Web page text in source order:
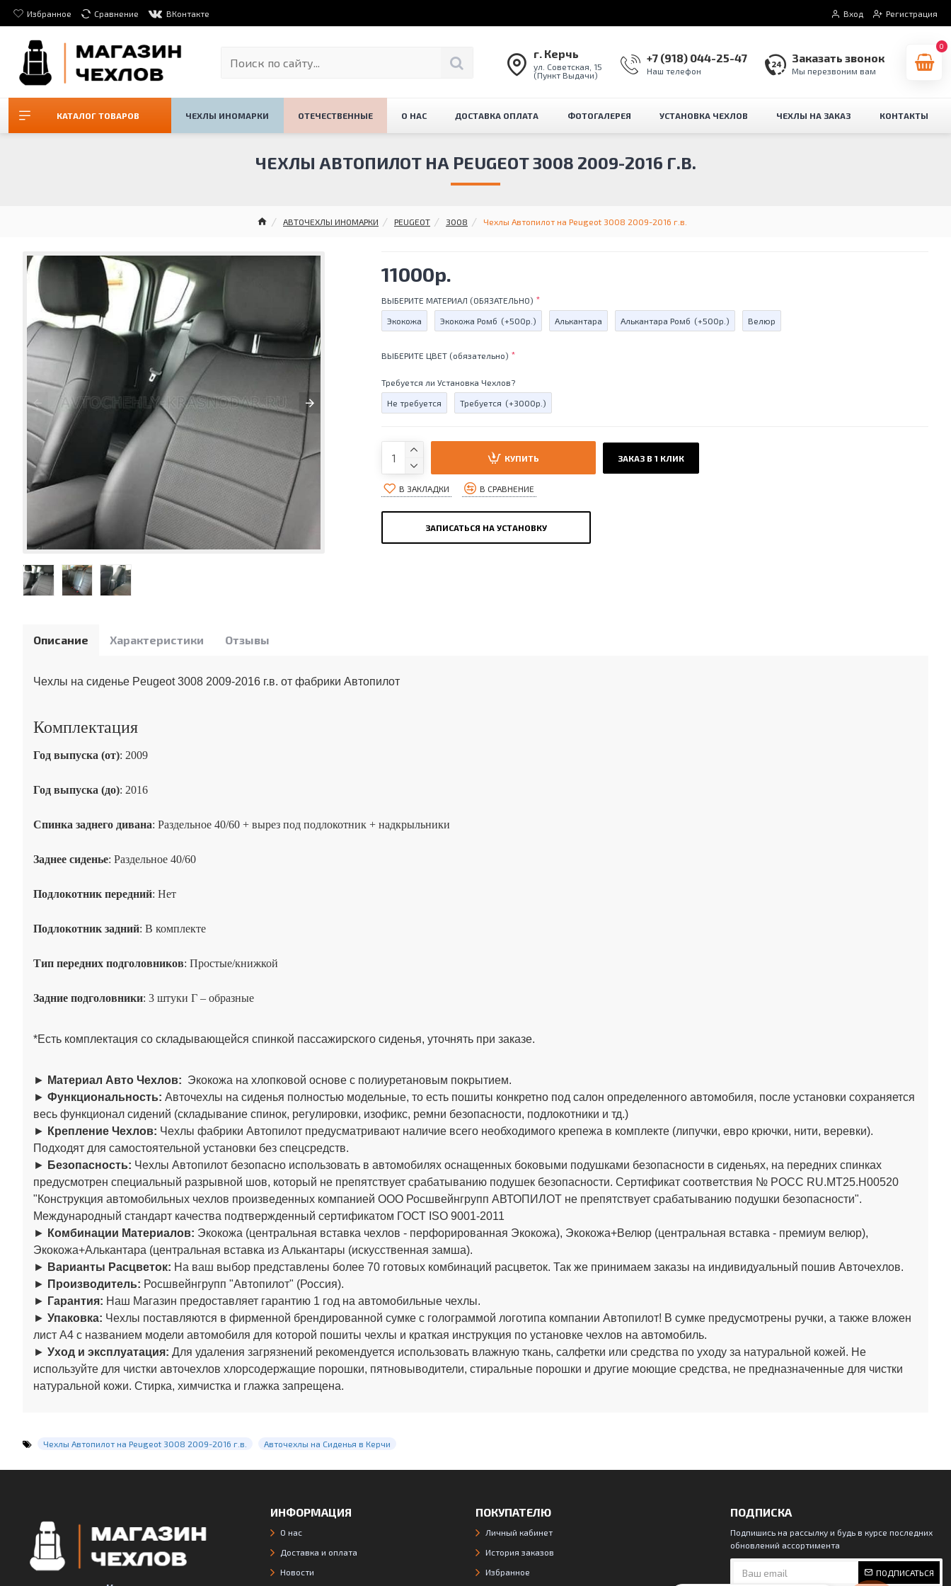
Избранное Сравнение ВКонтакте Вход Регистрация
г. Керчь
ул. Советская, 15
(Пункт Выдачи)
+7 (918) 044-25-47
Наш телефон
Заказать звонок
Мы перезвоним вам
0
КАТАЛОГ ТОВАРОВ ЧЕХЛЫ ИНОМАРКИ ОТЕЧЕСТВЕННЫЕ О НАС ДОСТАВКА ОПЛАТА ФОТОГАЛЕРЕЯ УСТАНОВКА ЧЕХЛОВ ЧЕХЛЫ НА ЗАКАЗ КОНТАКТЫ
АВТОЧЕХЛЫ ИНОМАРКИ PEUGEOT 3008 Чехлы Автопилот на Peugeot 3008 2009-2016 г.в.
ЧЕХЛЫ АВТОПИЛОТ НА PEUGEOT 3008 2009-2016 Г.В.
11000р.
ВЫБЕРИТЕ МАТЕРИАЛ (ОБЯЗАТЕЛЬНО)
Экокожа Экокожа Ромб (+500р.) Алькантара Алькантара Ромб (+500р.) Велюр
ВЫБЕРИТЕ ЦВЕТ (обязательно)
Требуется ли Установка Чехлов?
Не требуется Требуется (+3000р.)
КУПИТЬ ЗАКАЗ В 1 КЛИК
В ЗАКЛАДКИ В СРАВНЕНИЕ
ЗАПИСАТЬСЯ НА УСТАНОВКУ
Описание Характеристики Отзывы
Чехлы на сиденье Peugeot 3008 2009-2016 г.в. от фабрики Автопилот
Комплектация
Год выпуска (от): 2009
Год выпуска (до): 2016
Спинка заднего дивана: Раздельное 40/60 + вырез под подлокотник + надкрыльники
Заднее сиденье: Раздельное 40/60
Подлокотник передний: Нет
Подлокотник задний: В комплекте
Тип передних подголовников: Простые/книжкой
Задние подголовники: 3 штуки Г – образные
*Есть комплектация со складывающейся спинкой пассажирского сиденья, уточнять при заказе.
► Материал Авто Чехлов: Экокожа на хлопковой основе с полиуретановым покрытием.
► Функциональность: Авточехлы на сиденья полностью модельные, то есть пошиты конкретно под салон определенного автомобиля, после установки сохраняется
весь функционал сидений (складывание спинок, регулировки, изофикс, ремни безопасности, подлокотники и тд.)
► Крепление Чехлов: Чехлы фабрики Автопилот предусматривают наличие всего необходимого крепежа в комплекте (липучки, евро крючки, нити, веревки).
Подходят для самостоятельной установки без спецсредств.
► Безопасность: Чехлы Автопилот безопасно использовать в автомобилях оснащенных боковыми подушками безопасности в сиденьях, на передних спинках
предусмотрен специальный разрывной шов, который не препятствует срабатыванию подушек безопасности. Сертификат соответствия № РОСС RU.МТ25.Н00520
"Конструкция автомобильных чехлов произведенных компанией ООО Росшвейнгрупп АВТОПИЛОТ не препятствует срабатыванию подушки безопасности".
Международный стандарт качества подтвержденный сертификатом ГОСТ ISO 9001-2011
► Комбинации Материалов: Экокожа (центральная вставка чехлов - перфорированная Экокожа), Экокожа+Велюр (центральная вставка - премиум велюр),
Экокожа+Алькантара (центральная вставка из Алькантары (искусственная замша).
► Варианты Расцветок: На ваш выбор представлены более 70 готовых комбинаций расцветок. Так же принимаем заказы на индивидуальный пошив Авточехлов.
► Производитель: Росшвейнгрупп "Автопилот" (Россия).
► Гарантия: Наш Магазин предоставляет гарантию 1 год на автомобильные чехлы.
► Упаковка: Чехлы поставляются в фирменной брендированной сумке с голограммой логотипа компании Автопилот! В сумке предусмотрены ручки, а также вложен
лист А4 с названием модели автомобиля для которой пошиты чехлы и краткая инструкция по установке чехлов на автомобиль.
► Уход и эксплуатация: Для удаления загрязнений рекомендуется использовать влажную ткань, салфетки или средства по уходу за натуральной кожей. Не
используйте для чистки авточехлов хлорсодержащие порошки, пятновыводители, стиральные порошки и другие моющие средства, не предназначенные для чистки
натуральной кожи. Стирка, химчистка и глажка запрещена.
Чехлы Автопилот на Peugeot 3008 2009-2016 г.в. Авточехлы на Сиденья в Керчи
ИНФОРМАЦИЯ
О нас
Доставка и оплата
Новости
ПОКУПАТЕЛЮ
Личный кабинет
История заказов
Избранное
ПОДПИСКА
Подпишись на рассылку и будь в курсе последних
обновлений ассортимента
ПОДПИСАТЬСЯ